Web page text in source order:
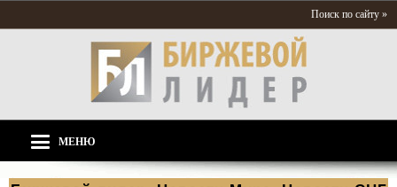
Поиск по сайту »
МЕНЮ